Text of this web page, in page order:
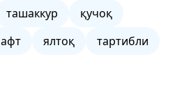
ташаккур
қучоқ
афт ялтоқ
тартибли